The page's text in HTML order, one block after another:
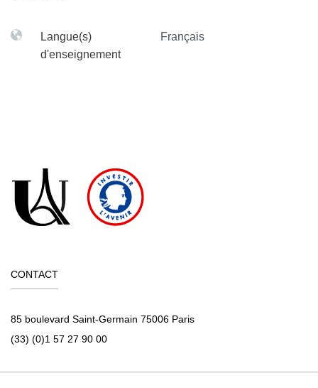
Langue(s)
d'enseignement
Français
CONTACT
85 boulevard Saint-Germain 75006 Paris
(33) (0)1 57 27 90 00